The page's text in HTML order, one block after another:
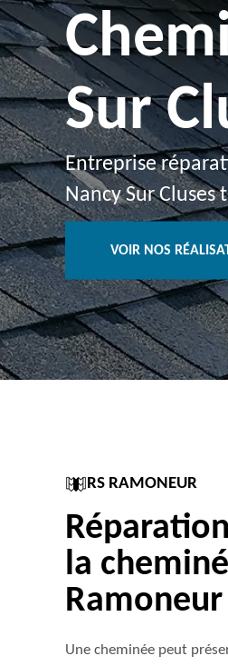
Sur
Entreprise
Nancy Sur Cluses
VOIR NOS
RS RAMONEUR
la
Ramoneur
Une cheminée peut